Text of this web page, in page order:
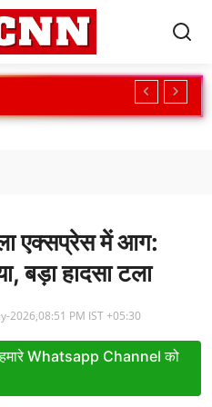
एक्सप्रेस में आग:
बड़ा हादसा टला
2026,08:51 PM IST +05:30
Whatsapp Channel को